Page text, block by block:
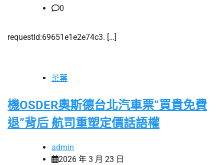
0
requestId:69651e1e2e74c3. […]
茶葉
機OSDER奧斯德台北汽車票“買貴免費
退”背后 航司重塑定價話語權
admin
2026 年 3 月 23 日